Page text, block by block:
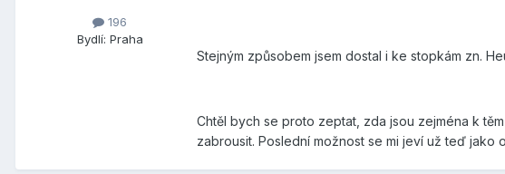
196
Bydlí: Praha
Stejným způsobem jsem dostal i ke stopkám zn.
Chtěl bych se proto zeptat, zda jsou zejména k
zabrousit. Poslední možnost se mi jeví už teď